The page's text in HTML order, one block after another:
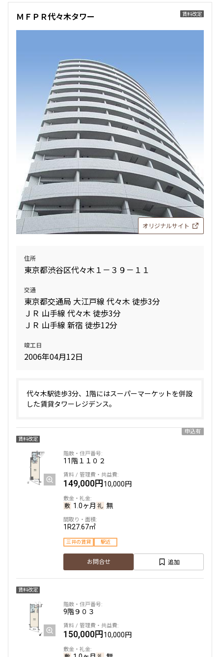
賃料改定
ＭＦＰＲ代々木タワー
オリジナルサイト
住所
東京都渋谷区代々木１－３９－１１
交通
東京都交通局 大江戸線 代々木 徒歩3分
ＪＲ 山手線 代々木 徒歩3分
ＪＲ 山手線 新宿 徒歩12分
竣工日
2006年04月12日
代々木駅徒歩3分、1階にはスーパーマーケットを併設
した賃貸タワーレジデンス。
賃料改定
申込有
11階１１０２
149,000円10,000円
1.0ヶ月 無
1R27.67㎡
三井の賃貸 駅近
お問合せ 追加
賃料改定
9階９０３
150,000円10,000円